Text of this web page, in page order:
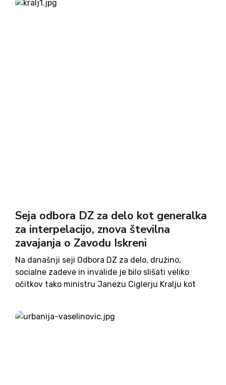
Seja odbora DZ za delo kot generalka
za interpelacijo, znova številna
zavajanja o Zavodu Iskreni
Na današnji seji Odbora DZ za delo, družino,
socialne zadeve in invalide je bilo slišati veliko
očitkov tako ministru Janezu Ciglerju Kralju kot
izpostavljamo nekatere zavajajoče in
manipulativne navedbe, ki se dotikajo našega